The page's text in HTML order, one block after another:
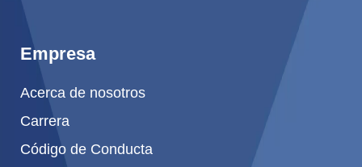
Empresa
Acerca de nosotros
Carrera
Código de Conducta